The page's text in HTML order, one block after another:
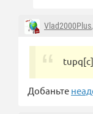
Vlad2000Plus
tupq[с]
Добаньте